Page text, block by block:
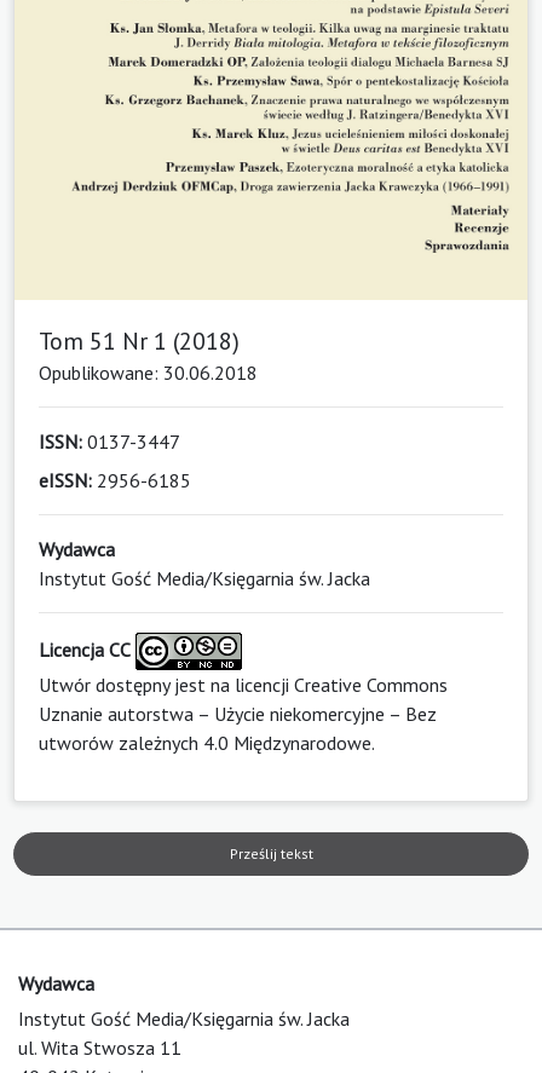
Tom 51 Nr 1 (2018)
Opublikowane: 30.06.2018
ISSN: 0137-3447
eISSN: 2956-6185
Wydawca
Instytut Gość Media/Księgarnia św. Jacka
Licencja CC
Utwór dostępny jest na licencji Creative Commons
Uznanie autorstwa – Użycie niekomercyjne – Bez
utworów zależnych 4.0 Międzynarodowe.
Prześlij tekst
Wydawca
Instytut Gość Media/Księgarnia św. Jacka
ul. Wita Stwosza 11